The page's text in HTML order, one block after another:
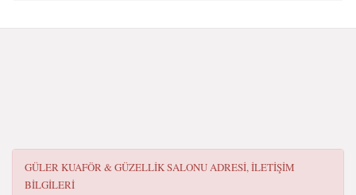
GÜLER KUAFÖR & GÜZELLIK SALONUADRESI, ILETIŞIM
BILGILERI